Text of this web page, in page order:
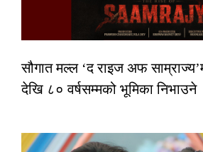
सौगात मल्ल ‘द राइज अफ
देखि ८० वर्षसम्मको भूमिका निभाउने